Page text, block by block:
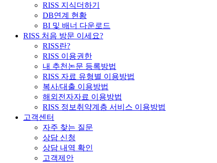
RISS 지식더하기
DB연계 현황
BI 및 배너 다운로드
RISS 처음 방문 이세요?
RISS란?
RISS 이용권한
내 추천논문 등록방법
RISS 자료 유형별 이용방법
복사/대출 이용방법
해외전자자료 이용방법
RISS 정보취약계층 서비스 이용방법
고객센터
자주 찾는 질문
상담 신청
상담 내역 확인
고객제안